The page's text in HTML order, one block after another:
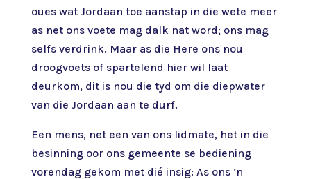
oues wat Jordaan toe aanstap in die wete meer
as net ons voete mag dalk nat word; ons mag
selfs verdrink. Maar as die Here ons nou
droogvoets of spartelend hier wil laat
deurkom, dit is nou die tyd om die diepwater
van die Jordaan aan te durf.
Een mens, net een van ons lidmate, het in die
besinning oor ons gemeente se bediening
vorendag gekom met dié insig: As ons ’n